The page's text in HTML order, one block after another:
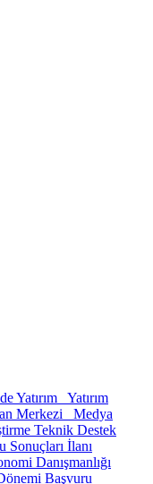
Yatırım
Yatırım
Merkezi
Medya
Teknik Destek
Sonuçları İlanı
Danışmanlığı
Başvuru